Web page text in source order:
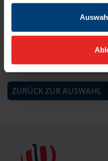
Öffnungszeiten:
ZURÜCK ZUR AUSWAHL